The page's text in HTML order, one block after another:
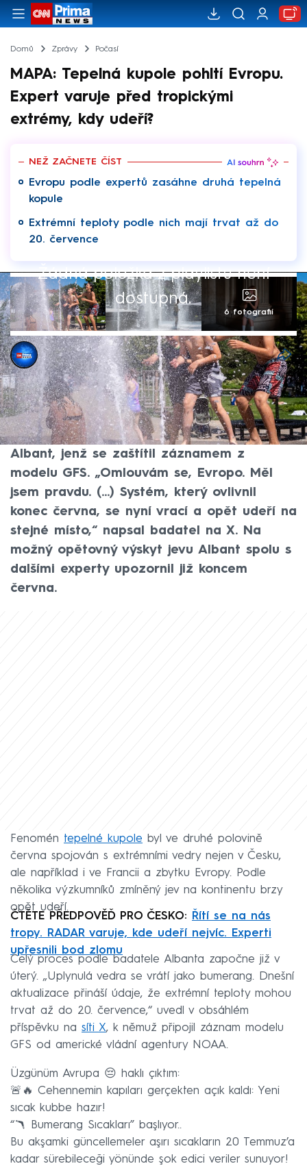
Domů Zprávy Počasí
MAPA: Tepelná kupole pohltí Evropu.
Expert varuje před tropickými
extrémy, kdy udeří?
NEŽ ZAČNETE ČÍST
Evropu podle expertů zasáhne druhá tepelná
kopule
Extrémní teploty podle nich mají trvat až do
20. července
Žádná položka z playlistu není
dostupná.
6 fotografií
CNN Prima NEWS
6. čvc 2026, 14:00
Odborníky avizovaný potenciální vpád
druhé tepelné kupole do Evropy nyní na
sociálních sítích upřesnil výzkumník Jeo
Albant, jenž se zaštítil záznamem z
modelu GFS. „Omlouvám se, Evropo. Měl
jsem pravdu. (...) Systém, který ovlivnil
konec června, se nyní vrací a opět udeří na
stejné místo,“ napsal badatel na X. Na
možný opětovný výskyt jevu Albant spolu s
dalšími experty upozornil již koncem
června.
Fenomén tepelné kupole byl ve druhé polovině
června spojován s extrémními vedry nejen v Česku,
ale například i ve Francii a zbytku Evropy. Podle
několika výzkumníků zmíněný jev na kontinentu brzy
opět udeří.
ČTĚTE PŘEDPOVĚĎ PRO ČESKO:
Řítí se na nás
tropy. RADAR varuje, kde udeří nejvíc. Experti
upřesnili bod zlomu
Celý proces podle badatele Albanta započne již v
úterý. „Uplynulá vedra se vrátí jako bumerang. Dnešní
aktualizace přináší údaje, že extrémní teploty mohou
trvat až do 20. července,“ uvedl v obsáhlém
příspěvku na síti X, k němuž připojil záznam modelu
GFS od americké vládní agentury NOAA.
Üzgünüm Avrupa 😔 haklı çıktım:
🚨🔥 Cehennemin kapıları gerçekten açık kaldı: Yeni
sıcak kubbe hazır!
“🪃 Bumerang Sıcakları” başlıyor..
Bu akşamki güncellemeler aşırı sıcakların 20 Temmuz’a
kadar sürebileceği yönünde şok edici veriler sunuyor!